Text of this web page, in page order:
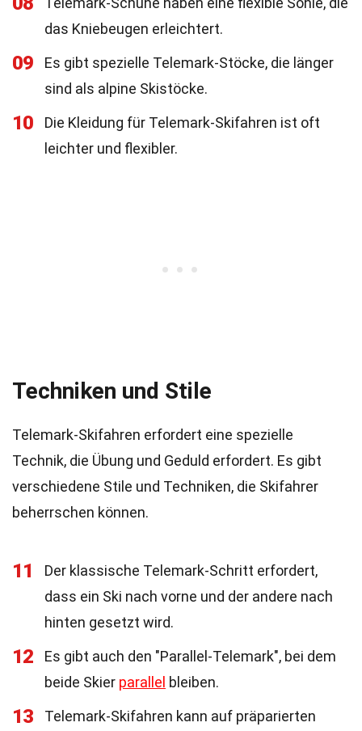
das Kniebeugen erleichtert.
09
Es gibt spezielle Telemark-Stöcke, die länger
sind als alpine Skistöcke.
10
Die Kleidung für Telemark-Skifahren ist oft
leichter und flexibler.
Techniken und Stile
Telemark-Skifahren erfordert eine spezielle
Technik, die Übung und Geduld erfordert. Es gibt
verschiedene Stile und Techniken, die Skifahrer
beherrschen können.
11
Der klassische Telemark-Schritt erfordert,
dass ein Ski nach vorne und der andere nach
hinten gesetzt wird.
12
Es gibt auch den "Parallel-Telemark", bei dem
beide Skier parallel bleiben.
13
Telemark-Skifahren kann auf präparierten